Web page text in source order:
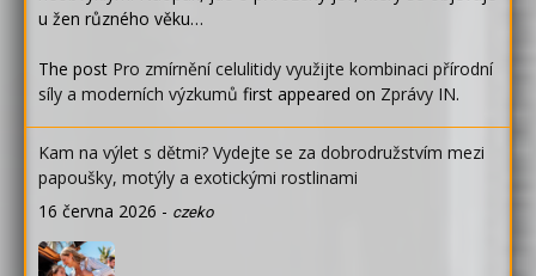
u žen různého věku…
The post Pro zmírnění celulitidy využijte kombinaci přírodní
síly a moderních výzkumů first appeared on Zprávy IN.
Kam na výlet s dětmi? Vydejte se za dobrodružstvím mezi
papoušky, motýly a exotickými rostlinami
16 června 2026 - czeko